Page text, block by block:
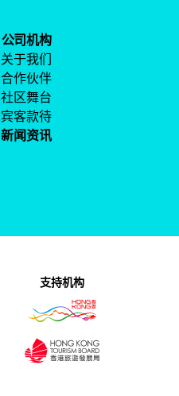
公司机构
关于我们
合作伙伴
社区舞台
宾客款待
新闻资讯
支持机构